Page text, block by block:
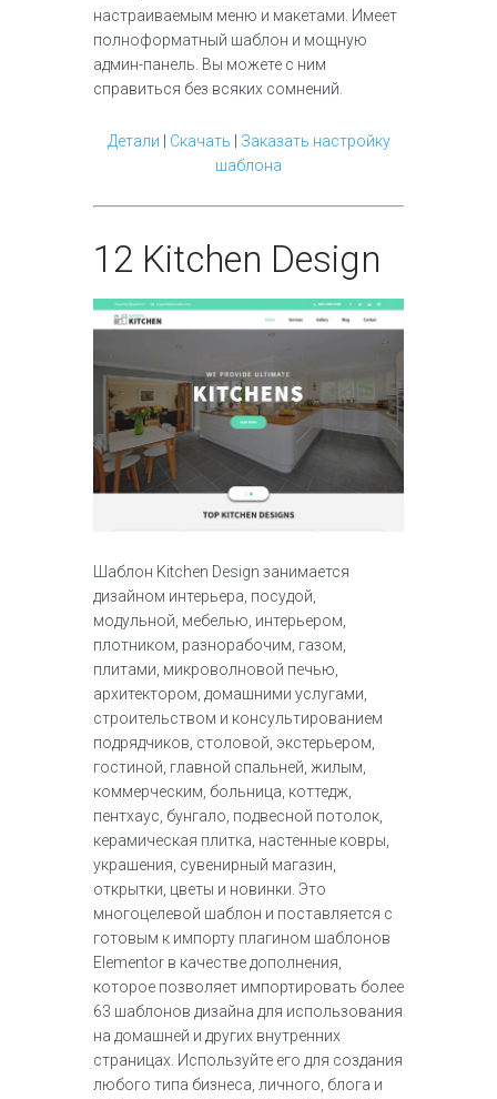
настраиваемым меню и макетами. Имеет
полноформатный шаблон и мощную
админ-панель. Вы можете с ним
справиться без всяких сомнений.
Детали Скачать
Заказать настройку
шаблона
12 Kitchen Design
Шаблон Kitchen Design занимается
дизайном интерьера, посудой,
модульной, мебелью, интерьером,
плотником, разнорабочим, газом,
плитами, микроволновой печью,
архитектором, домашними услугами,
строительством и консультированием
подрядчиков, столовой, экстерьером,
гостиной, главной спальней, жилым,
коммерческим, больница, коттедж,
пентхаус, бунгало, подвесной потолок,
керамическая плитка, настенные ковры,
украшения, сувенирный магазин,
открытки, цветы и новинки. Это
многоцелевой шаблон и поставляется с
готовым к импорту плагином шаблонов
Elementor в качестве дополнения,
которое позволяет импортировать более
63 шаблонов дизайна для использования
на домашней и других внутренних
страницах. Используйте его для создания
любого типа бизнеса, личного, блога и